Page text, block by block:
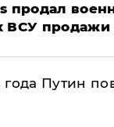
продал
ВСУ продажи
года Путин